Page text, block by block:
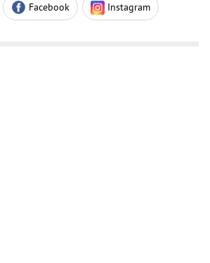
Facebook Instagram